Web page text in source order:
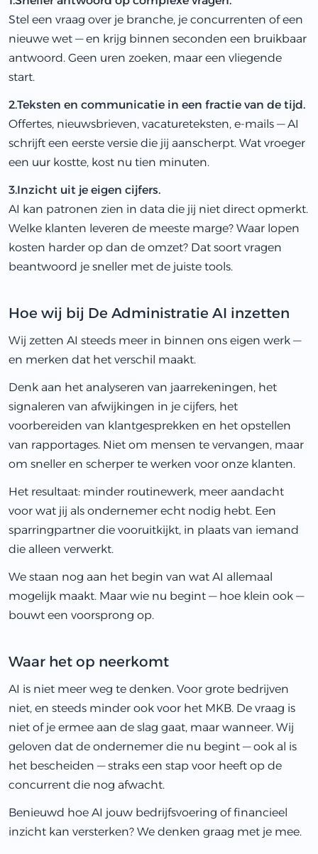
Stel een vraag over je branche, je concurrenten of een
nieuwe wet — en krijg binnen seconden een bruikbaar
antwoord. Geen uren zoeken, maar een vliegende
start.
2.Teksten en communicatie in een fractie van de tijd.
Offertes, nieuwsbrieven, vacatureteksten, e-mails — AI
schrijft een eerste versie die jij aanscherpt. Wat vroeger
een uur kostte, kost nu tien minuten.
3.Inzicht uit je eigen cijfers.
AI kan patronen zien in data die jij niet direct opmerkt.
Welke klanten leveren de meeste marge? Waar lopen
kosten harder op dan de omzet? Dat soort vragen
beantwoord je sneller met de juiste tools.
Hoe wij bij De Administratie AI inzetten
Wij zetten AI steeds meer in binnen ons eigen werk —
en merken dat het verschil maakt.
Denk aan het analyseren van jaarrekeningen, het
signaleren van afwijkingen in je cijfers, het
voorbereiden van klantgesprekken en het opstellen
van rapportages. Niet om mensen te vervangen, maar
om sneller en scherper te werken voor onze klanten.
Het resultaat: minder routinewerk, meer aandacht
voor wat jij als ondernemer echt nodig hebt. Een
sparringpartner die vooruitkijkt, in plaats van iemand
die alleen verwerkt.
We staan nog aan het begin van wat AI allemaal
mogelijk maakt. Maar wie nu begint — hoe klein ook —
bouwt een voorsprong op.
Waar het op neerkomt
AI is niet meer weg te denken. Voor grote bedrijven
niet, en steeds minder ook voor het MKB. De vraag is
niet of je ermee aan de slag gaat, maar wanneer. Wij
geloven dat de ondernemer die nu begint — ook al is
het bescheiden — straks een stap voor heeft op de
concurrent die nog afwacht.
Benieuwd hoe AI jouw bedrijfsvoering of financieel
inzicht kan versterken? We denken graag met je mee.